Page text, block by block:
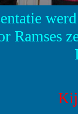
Ramses